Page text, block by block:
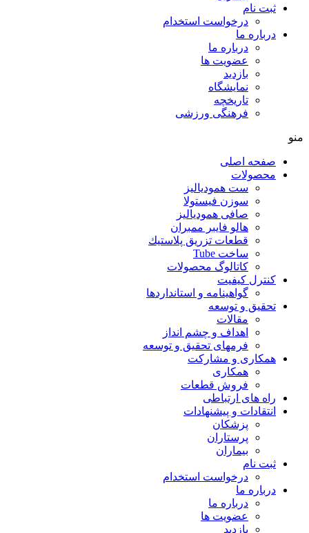
نام
درخواست استخدام
ما
درباره ما
عضویت ها
نمایشگاه
تاريخچه
فرهنگی ورزشی
اصلی
ست همودیالیز
سوزن فیستولا
صافی همودیالیز
هالو فایبر ممبران
قطعات تزريق پلاستيك
ساخت Tube
کاتالوگ محصولات
کیفیت
گواهينامه و استانداردها
و توسعه
مقالات
اهداف و چشم انداز
فرمهای تحقیق و توسعه
و مشارکت
همکاری
فروش قطعات
های ارتباطی
و پيشنهادات
پزشكان
پرستاران
بيماران
نام
درخواست استخدام
ما
درباره ما
عضویت ها